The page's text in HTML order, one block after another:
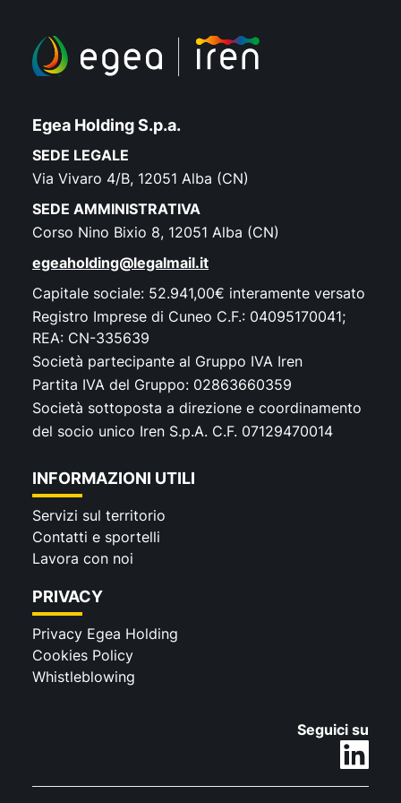
Egea Holding S.p.a.
SEDE LEGALE
Via Vivaro 4/B, 12051 Alba (CN)
SEDE AMMINISTRATIVA
Corso Nino Bixio 8, 12051 Alba (CN)
egeaholding@legalmail.it
Capitale sociale: 52.941,00€ interamente versato
Registro Imprese di Cuneo C.F.: 04095170041;
REA: CN-335639
Società partecipante al Gruppo IVA Iren
Partita IVA del Gruppo: 02863660359
Società sottoposta a direzione e coordinamento
del socio unico Iren S.p.A. C.F. 07129470014
INFORMAZIONI UTILI
Servizi sul territorio
Contatti e sportelli
Lavora con noi
PRIVACY
Privacy Egea Holding
Cookies Policy
Whistleblowing
Seguici su